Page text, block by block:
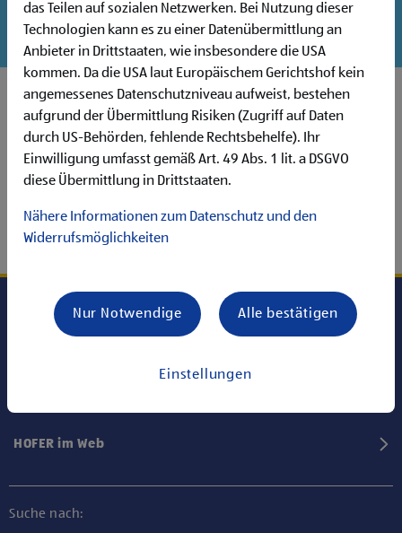
Jobsuche Jobalarm
HOFER im Web
Suche nach:
das Teilen auf sozialen Netzwerken. Bei Nutzung dieser
Technologien kann es zu einer Datenübermittlung an
Anbieter in Drittstaaten, wie insbesondere die USA
kommen. Da die USA laut Europäischem Gerichtshof kein
angemessenes Datenschutzniveau aufweist, bestehen
aufgrund der Übermittlung Risiken (Zugriff auf Daten
durch US-Behörden, fehlende Rechtsbehelfe). Ihr
Einwilligung umfasst gemäß Art. 49 Abs. 1 lit. a DSGVO
diese Übermittlung in Drittstaaten.
Nähere Informationen zum Datenschutz und den
Widerrufsmöglichkeiten
Einstellungen
Nur Notwendige Alle bestätigen